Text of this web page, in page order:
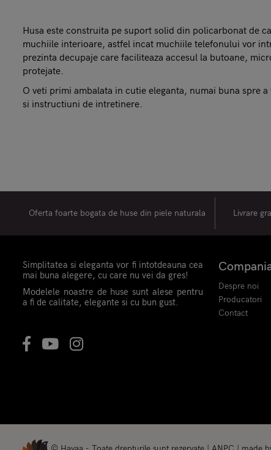
Husa este construita pe suport solid din policarbonat de
muchiile interioare, astfel incat muchiile telefonului vor
prezinta decupaje care faciliteaza accesul la butoane,
protejate.
O veti primi ambalata in cutie eleganta, numai buna spre
si instructiuni de intretinere.
Oferta foarte bogata de huse din piele naturala Livrare
Simplitatea si eleganta vor fi intotdeauna cea
mai buna alegere, cu care nu vei da gres!
Modelele noastre de huse sunt alese pentru
a fi de calitate, elegante si cu bun gust.
Despre noi
Producatori
Contact